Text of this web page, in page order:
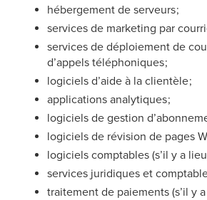
hébergement de serveurs ;
services de marketing par
services de déploiement de
d’appels téléphoniques ;
logiciels d’aide à la clientèle ;
applications analytiques ;
logiciels de gestion
logiciels de révision de pages
logiciels comptables (s’il y a
services juridiques et
traitement de paiements (s’il y